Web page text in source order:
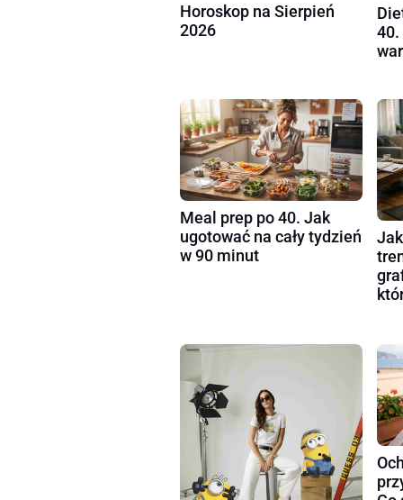
Horoskop na Sierpień
2026
40.
Meal prep po 40. Jak
ugotować na cały tydzień
w 90 minut